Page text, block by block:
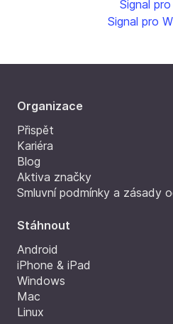
Signal
Signal pro
Organizace
Přispět
Kariéra
Blog
Aktiva značky
Smluvní podmínky a zásady
Stáhnout
Android
iPhone & iPad
Windows
Mac
Linux